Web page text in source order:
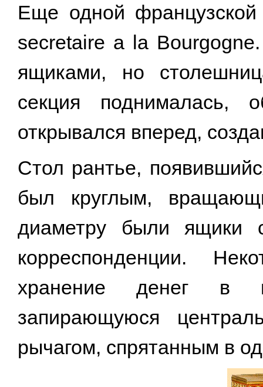
Еще одной французской
secretaire a la
ящиками, но
секция поднималась,
открывался вперед,
Стол рантье,
был круглым,
диаметру были ящики
корреспонденции.
хранение денег в
запирающуюся
рычагом, спрятанным в